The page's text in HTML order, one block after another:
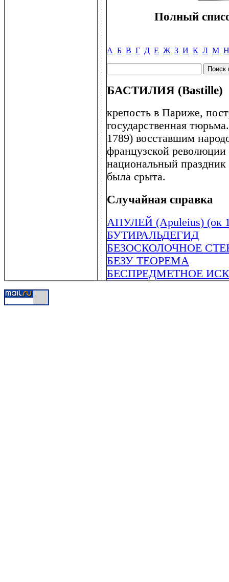
Полный
А Б В Г Д Е Ж З И К Л М Н
БАСТИЛИЯ (Bastille)
крепость в Париже,
государственная
1789) восставшим
французской революции
национальный
была срыта.
Случайная справка
АПУЛЕЙ (Apuleius) (ок
БУТИРАЛЬДЕГИД
БЕЗОСКОЛОЧНОЕ
БЕЗУ ТЕОРЕМА
БЕСПРЕДМЕТНОЕ